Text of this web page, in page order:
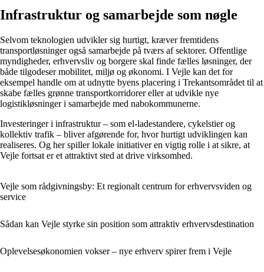
Infrastruktur og samarbejde som nøgle
Selvom teknologien udvikler sig hurtigt, kræver fremtidens
transportløsninger også samarbejde på tværs af sektorer. Offentlige
myndigheder, erhvervsliv og borgere skal finde fælles løsninger, der
både tilgodeser mobilitet, miljø og økonomi. I Vejle kan det for
eksempel handle om at udnytte byens placering i Trekantsområdet til at
skabe fælles grønne transportkorridorer eller at udvikle nye
logistikløsninger i samarbejde med nabokommunerne.
Investeringer i infrastruktur – som el-ladestandere, cykelstier og
kollektiv trafik – bliver afgørende for, hvor hurtigt udviklingen kan
realiseres. Og her spiller lokale initiativer en vigtig rolle i at sikre, at
Vejle fortsat er et attraktivt sted at drive virksomhed.
Vejle som rådgivningsby: Et regionalt centrum for erhvervsviden og
service
Sådan kan Vejle styrke sin position som attraktiv erhvervsdestination
Oplevelsesøkonomien vokser – nye erhverv spirer frem i Vejle